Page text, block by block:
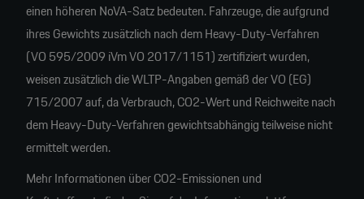
einen höheren NoVA-Satz bedeuten. Fahrzeuge, die aufgrund
ihres Gewichts zusätzlich nach dem Heavy-Duty-Verfahren
(VO 595/2009 iVm VO 2017/1151) zertifiziert wurden,
weisen zusätzlich die WLTP-Angaben gemäß der VO (EG)
715/2007 auf, da Verbrauch, CO2-Wert und Reichweite nach
dem Heavy-Duty-Verfahren gewichtsabhängig teilweise nicht
ermittelt werden.
Mehr Informationen über CO2-Emissionen und